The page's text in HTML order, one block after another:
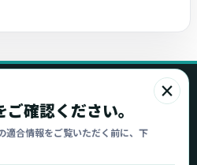
×
確認ください。
合情報をご覧いただく前に、下
株式会社